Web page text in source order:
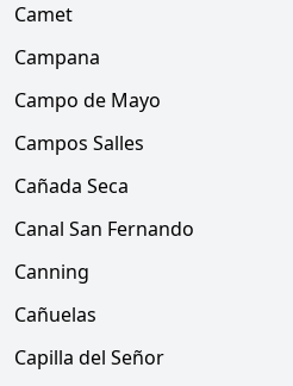
Camet
Campana
Campo de Mayo
Campos Salles
Cañada Seca
Canal San Fernando
Canning
Cañuelas
Capilla del Señor